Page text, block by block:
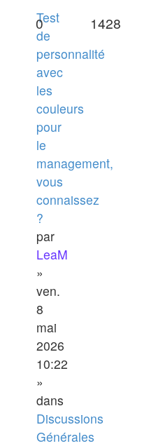
Test
de
personnalité
avec
les
couleurs
pour
le
management,
vous
connaissez
?
par
LeaM
»
ven.
8
mai
2026
10:22
»
dans
Discussions
Générales
0 1428